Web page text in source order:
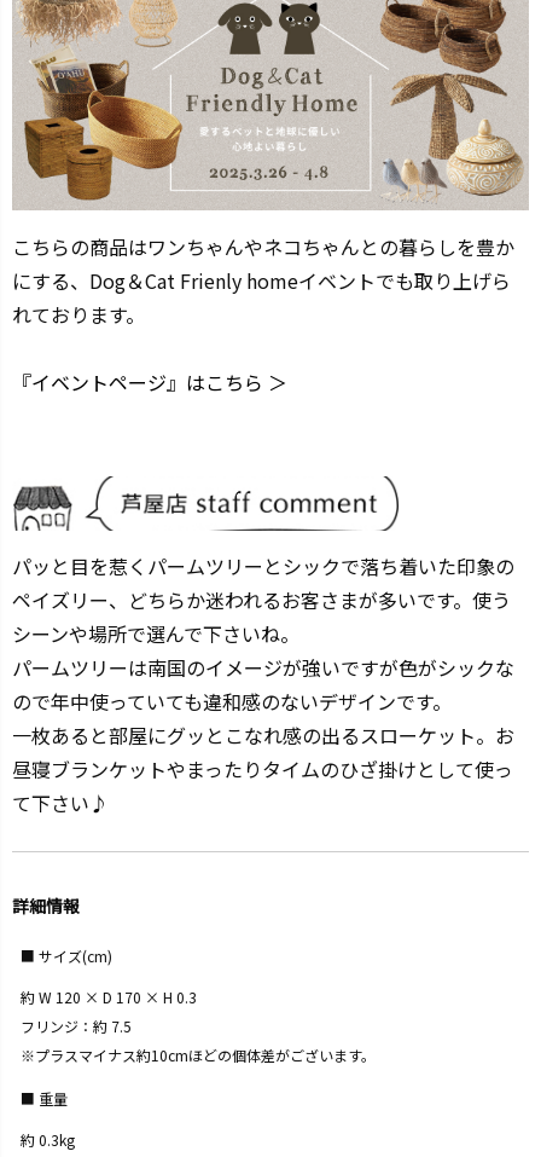
こちらの商品はワンちゃんやネコちゃんとの暮らしを豊か
にする、Dog＆Cat Frienly homeイベントでも取り上げら
れております。
『イベントページ』はこちら ＞
パッと目を惹くパームツリーとシックで落ち着いた印象の
ペイズリー、どちらか迷われるお客さまが多いです。使う
シーンや場所で選んで下さいね。
パームツリーは南国のイメージが強いですが色がシックな
ので年中使っていても違和感のないデザインです。
一枚あると部屋にグッとこなれ感の出るスローケット。お
昼寝ブランケットやまったりタイムのひざ掛けとして使っ
て下さい♪
詳細情報
サイズ(cm)
約 W 120 × D 170 × H 0.3
フリンジ：約 7.5
※プラスマイナス約10cmほどの個体差がございます。
重量
約 0.3kg